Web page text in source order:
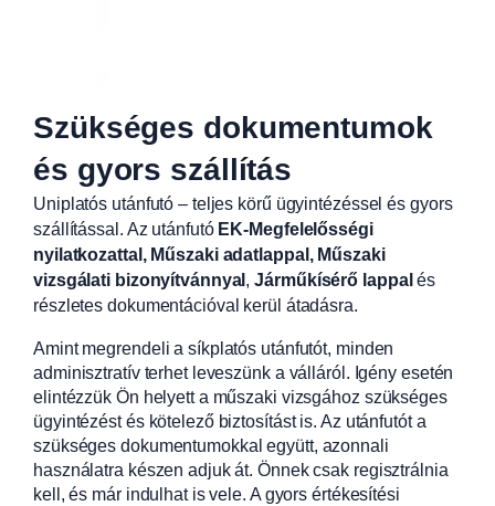
Szükséges dokumentumok
és gyors szállítás
Uniplatós utánfutó – teljes körű ügyintézéssel és gyors
szállítással. Az utánfutó EK-Megfelelősségi
nyilatkozattal, Műszaki adatlappal, Műszaki
vizsgálati bizonyítvánnyal ,Járműkísérő lappal és
részletes dokumentációval kerül átadásra.
Amint megrendeli a síkplatós utánfutót, minden
adminisztratív terhet leveszünk a válláról. Igény esetén
elintézzük Ön helyett a műszaki vizsgához szükséges
ügyintézést és kötelező biztosítást is. Az utánfutót a
szükséges dokumentumokkal együtt, azonnali
használatra készen adjuk át. Önnek csak regisztrálnia
kell, és már indulhat is vele. A gyors értékesítési